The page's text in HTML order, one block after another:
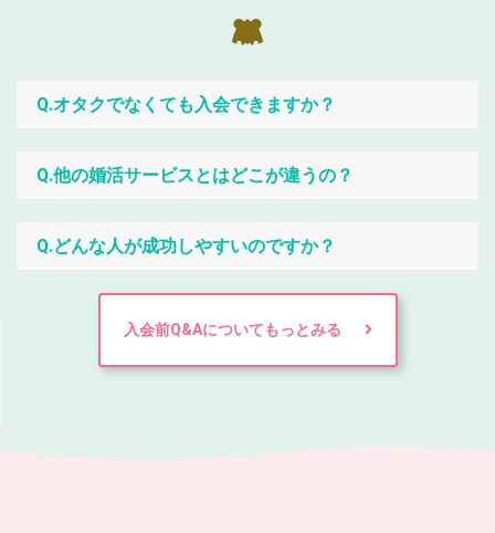
Q.オタクでなくても入会できますか？
Q.他の婚活サービスとはどこが違うの？
Q.どんな人が成功しやすいのですか？
入会前Q&Aについてもっとみる